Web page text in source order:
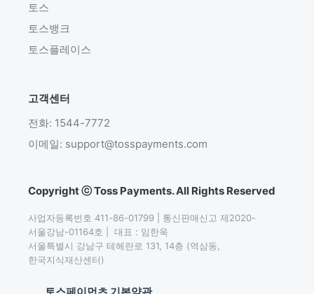
토스
토스뱅크
토스플레이스
고객센터
전화: 1544-7772
이메일: support@tosspayments.com
Copyright ⓒ Toss Payments. All Rights Reserved
사업자등록번호 411-86-01799 | 통신판매신고 제2020-
서울강남-01164호 |  대표 : 임한욱
서울특별시 강남구 테헤란로 131, 14층 (역삼동,
한국지식재산센터)